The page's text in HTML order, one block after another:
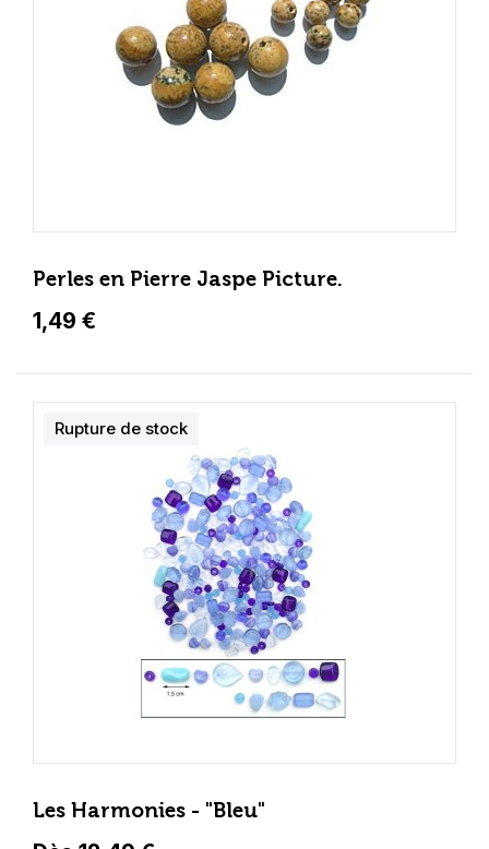
Perles en Pierre Jaspe Picture.
1,49 €
Les Harmonies - "Bleu"
Rupture de stock